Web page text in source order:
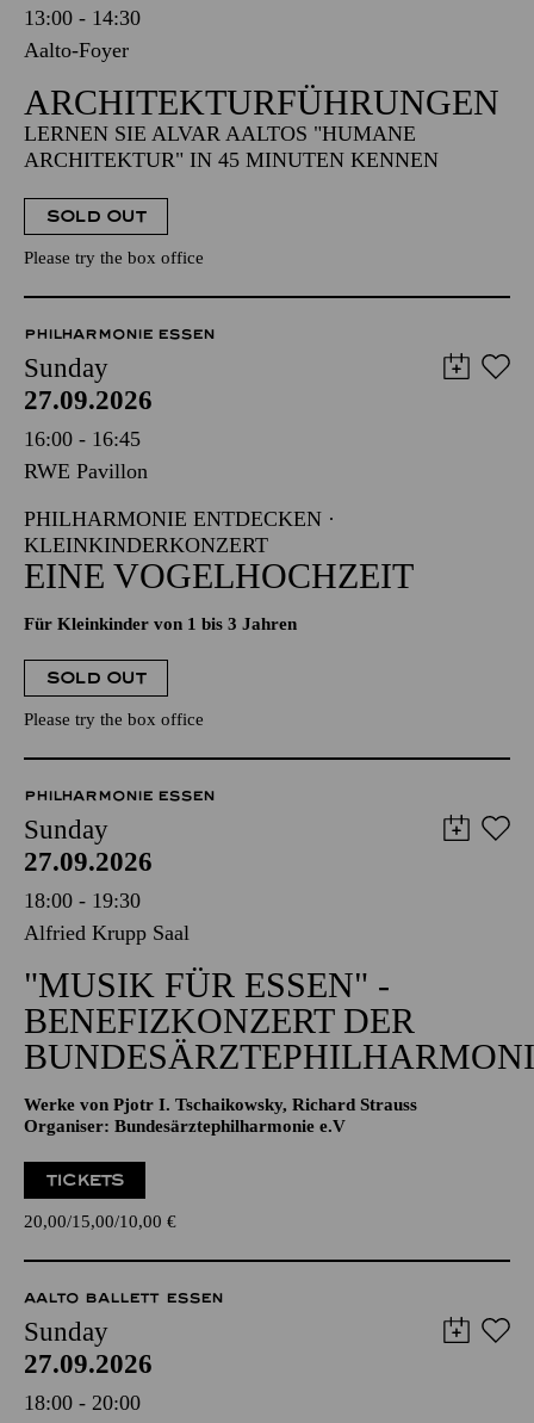
13:00 - 14:30
Aalto-Foyer
ARCHITEKTUR­FÜHRUNGEN
LERNEN SIE ALVAR AALTOS "HUMANE
ARCHITEKTUR" IN 45 MINUTEN KENNEN
SOLD OUT
Please try the box office
PHILHARMONIE ESSEN
Sunday
27.09.2026
16:00 - 16:45
RWE Pavillon
PHILHARMONIE ENTDECKEN ·
KLEINKINDERKONZERT
EINE VOGELHOCHZEIT
Für Kleinkinder von 1 bis 3 Jahren
SOLD OUT
Please try the box office
PHILHARMONIE ESSEN
Sunday
27.09.2026
18:00 - 19:30
Alfried Krupp Saal
"MUSIK FÜR ESSEN" -
BENEFIZKONZERT DER
Werke von Pjotr I. Tschaikowsky, Richard Strauss
Organiser: Bundesärztephilharmonie e.V
TICKETS
20,00 15,00 10,00 €
AALTO BALLETT ESSEN
Sunday
27.09.2026
18:00 - 20:00